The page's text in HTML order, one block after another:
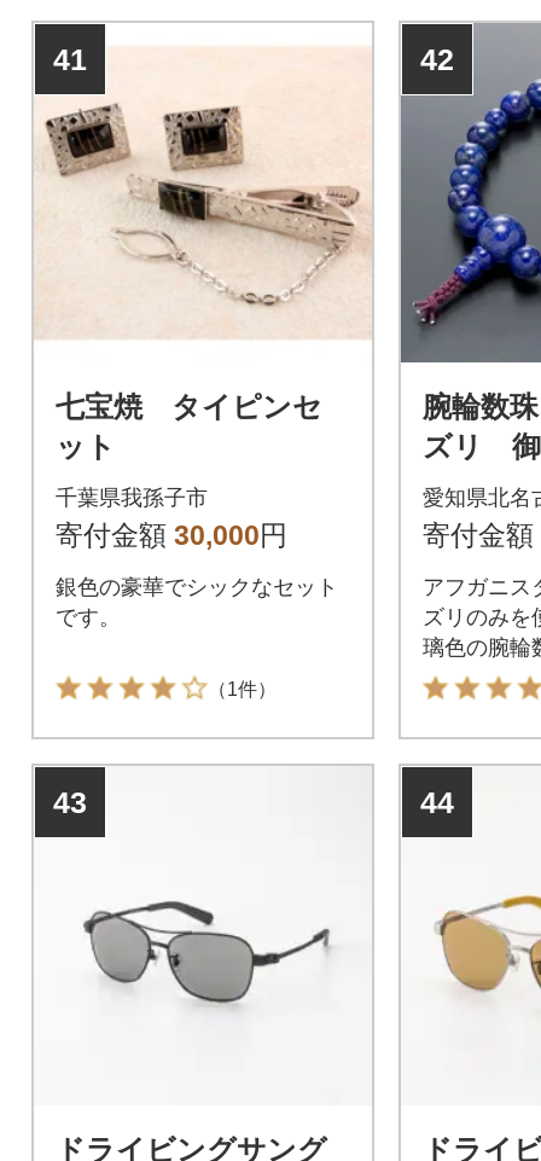
41
七宝焼 タイピンセ
ット
千葉県我孫子市
寄付金額 30,000円
銀色の豪華でシックなセット
です。
（1件）
42
腕輪数
ズリ 御
き・桐
愛知県北名
寄付金額
アフガニス
ズリのみを
璃色の腕輪
43
ドライビングサング
44
ドライ